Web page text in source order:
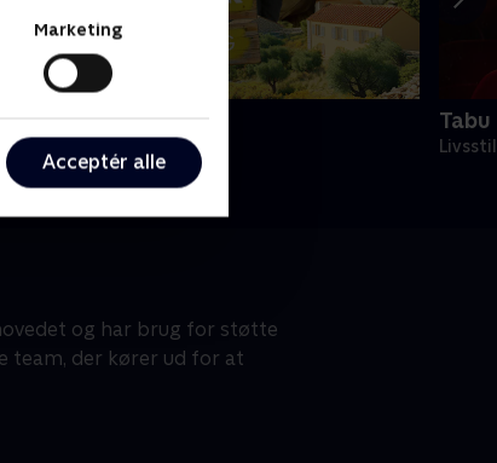
Marketing
Acceptér alle
til salg
• 2 sæsoner
og har brug for støtte
team, der kører ud for at